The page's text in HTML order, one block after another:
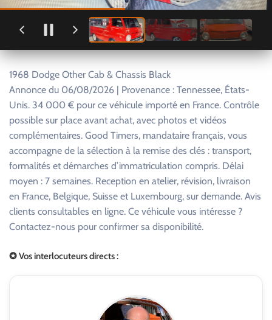
1968 Dodge Other Cab & Chassis Black
Annonce du 06/08/2026 | Provenance : Tennessee, États-
Unis. 34 000 € pour ce véhicule importé en France. Contrôle
possible sur place avant achat, avec photos et vidéos
complémentaires. Good Timers, mandataire français, vous
accompagne de la sélection à la remise des clés : transport,
formalités et démarches d’immatriculation compris. Délai
moyen : 7 semaines. Reception en atelier, révision, livraison
en France, Belgique, Suisse et Luxembourg, sur demande. Avis
clients consultables en ligne. Ce véhicule vous intéresse ?
Contactez-nous pour confirmer sa disponibilité.
✪ Vos interlocuteurs directs :